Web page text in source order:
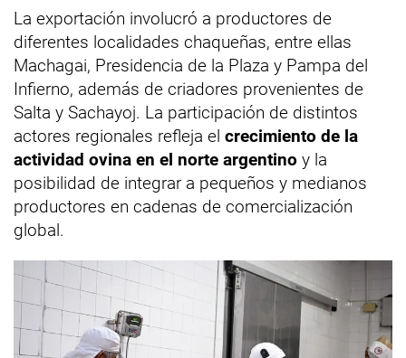
La exportación involucró a productores de
diferentes localidades chaqueñas, entre ellas
Machagai, Presidencia de la Plaza y Pampa del
Infierno, además de criadores provenientes de
Salta y Sachayoj. La participación de distintos
actores regionales refleja el crecimiento de la
actividad ovina en el norte argentino y la
posibilidad de integrar a pequeños y medianos
productores en cadenas de comercialización
global.